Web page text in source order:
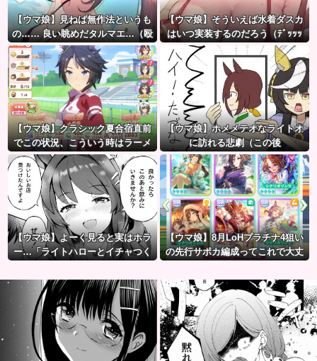
【ウマ娘】見ねば無作法というも
の…… 良い眺めだタルマエ…（殴
【ウマ娘】そういえば水着ダスカ
はいつ実装するのだろう（ﾃﾞｯｯｯ
【ウマ娘】クラシック夏合宿直前
でこの状況、こういう時はラーメ
ン食べてもいいのかな？
【ウマ娘】ホメメテオなライトオ
に訪れる悲劇（この後
【ウマ娘】よーく見ると実はホラ
ー…「ライトハローとイチャつく
【ウマ娘】8月LoHプラチナ4狙い
の先行サポカ編成ってこれで大丈